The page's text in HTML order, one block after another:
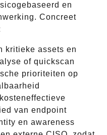
en
Concreet
kritieke assets en
of quickscan
prioriteiten op
van endpoint
en awareness